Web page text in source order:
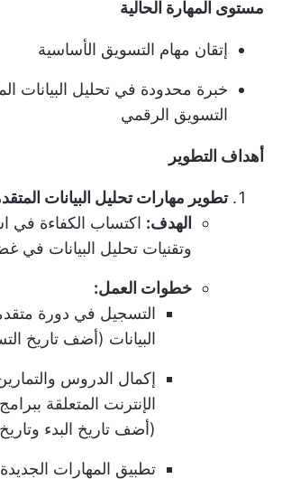
مستوى المهارة الحالية
إتقان مهام التسويق الأساسية
خبرة محدودة في تحليل البيانات
التسويق الرقمي
أهداف التطوير
تطوير مهارات تحليل البيانات
الهدف: اكتساب الكفاءة في
وتقنيات تحليل البيانات في
خطوات العمل:
التسجيل في دورة
البيانات (أضف تاريخ
إكمال الدروس والتمارين
الإنترنت المتعلقة
(أضف تاريخ البدء وتاريخ
تطبيق المهارات